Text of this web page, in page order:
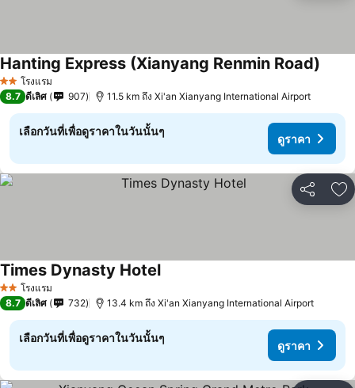
2 ดาวโรงแรม
Hanting Express (Xianyang Renmin Road)
8.7 ดีเลิศ 907 11.5 km ถึง Xi'an Xianyang International Airport
เลือกวันที่เพื่อดูราคาในวันนั้นๆ
ดูราคา
แชร์ เ
2 ดาวโรงแรม
Times Dynasty Hotelดูราคา
8.7 ดีเลิศ 732 13.4 km ถึง Xi'an Xianyang International Airport
เลือกวันที่เพื่อดูราคาในวันนั้นๆ
ดูราคา